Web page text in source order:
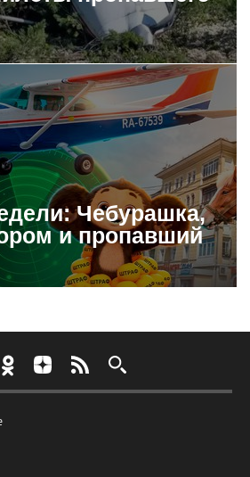
Чебурашка,
и пропавший